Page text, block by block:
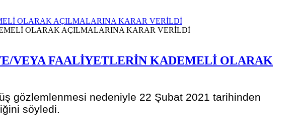
OLARAK AÇILMALARINA KARAR VERİLDİ
VEYA FAALİYETLERİN KADEMELİ OLARAK
gözlemlenmesi nedeniyle 22 Şubat 2021 tarihinden
söyledi.